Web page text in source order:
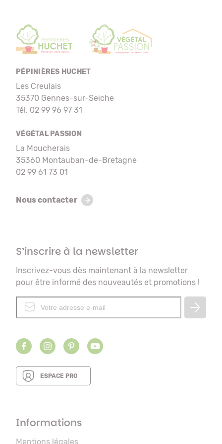
PÉPINIÈRES HUCHET
Les Creulais
35370 Gennes-sur-Seiche
Tél. 02 99 96 97 31
VÉGÉTAL PASSION
La Moucherais
35360 Montauban-de-Bretagne
02 99 61 73 01
Nous contacter
S’inscrire à la newsletter
Inscrivez-vous dès maintenant à la newsletter
pour être informé des nouveautés et promotions !
ESPACE PRO
Informations
Mentions légales